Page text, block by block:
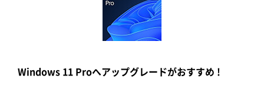
Windows 11 Proへアップグレードがおすすめ !